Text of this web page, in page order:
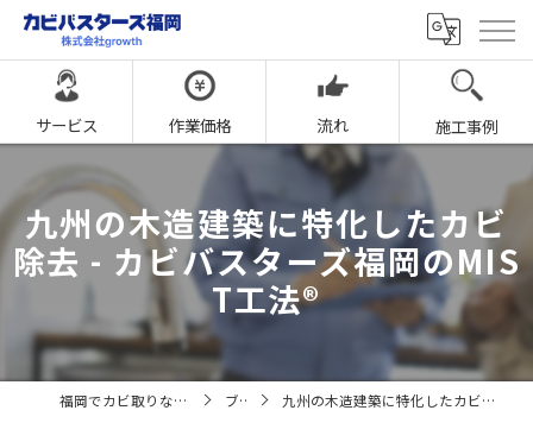
サービス 作業価格 流れ 施工事例
九州の木造建築に特化したカビ
除去 - カビバスターズ福岡のMIS
T工法®
福岡でカビ取りならカビバスターズ福岡 ブログ 九州の木造建築に特化したカビ除去 - カビバスターズ福岡のMIST工法®